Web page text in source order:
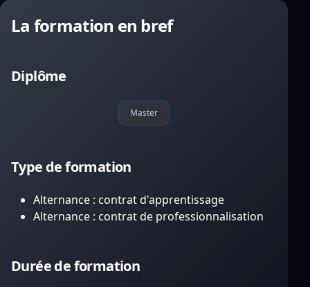
La formation en bref
Diplôme
Master
Type de formation
Alternance : contrat d'apprentissage
Alternance : contrat de professionnalisation
Durée de formation